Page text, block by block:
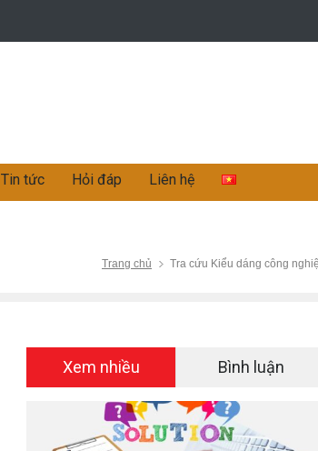
Tin tức Hỏi đáp Liên hệ
Trang chủ Tra cứu Kiểu dáng công
Xem nhiều Bình luận